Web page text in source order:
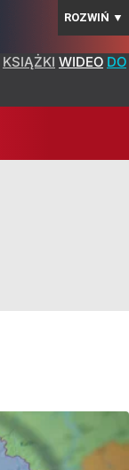
ROZWIŃ ▼
KSIĄŻKI WIDEO DO